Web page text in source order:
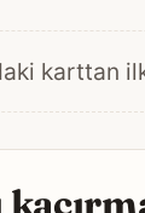
karttan